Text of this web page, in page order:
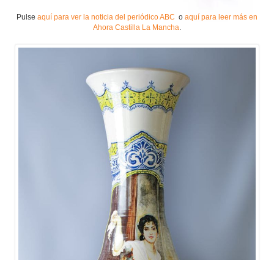
Pulse aquí para ver la noticia del periódico ABC o aquí para leer más en
Ahora Castilla La Mancha